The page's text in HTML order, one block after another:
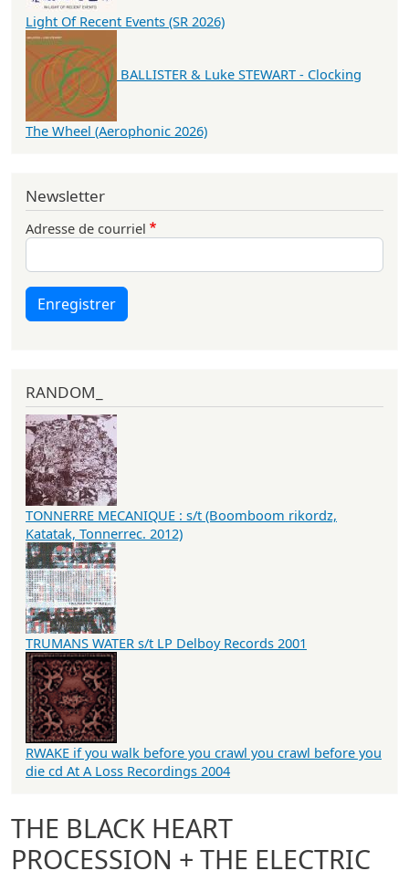
THE BLACK HEART
PROCESSION + THE ELECTRIC
Light Of Recent Events (SR 2026)
BALLISTER & Luke STEWART - Clocking
The Wheel (Aerophonic 2026)
Newsletter
Adresse de courriel
Enregistrer
RANDOM_
TONNERRE MECANIQUE : s/t (Boomboom rikordz,
Katatak, Tonnerrec. 2012)
TRUMANS WATER s/t LP Delboy Records 2001
RWAKE if you walk before you crawl you crawl before you
die cd At A Loss Recordings 2004